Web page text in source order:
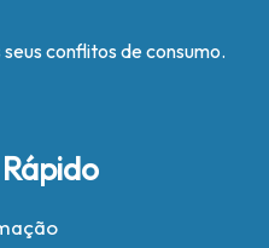
conflitos de consumo.